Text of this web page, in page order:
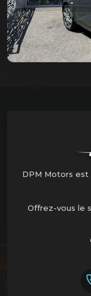
DPM Motors est
Offrez-vous le